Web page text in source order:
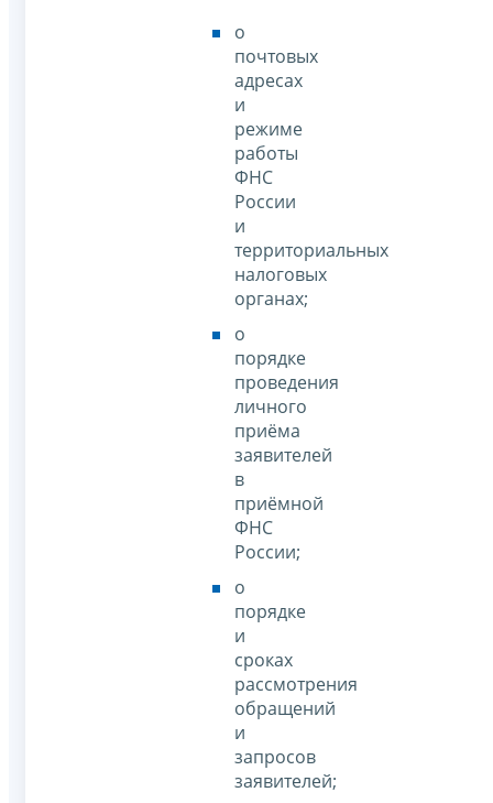
о
почтовых
адресах
и
режиме
работы
ФНС
России
и
территориальных
налоговых
органах;
о
порядке
проведения
личного
приёма
заявителей
в
приёмной
ФНС
России;
о
порядке
и
сроках
рассмотрения
обращений
и
запросов
заявителей;